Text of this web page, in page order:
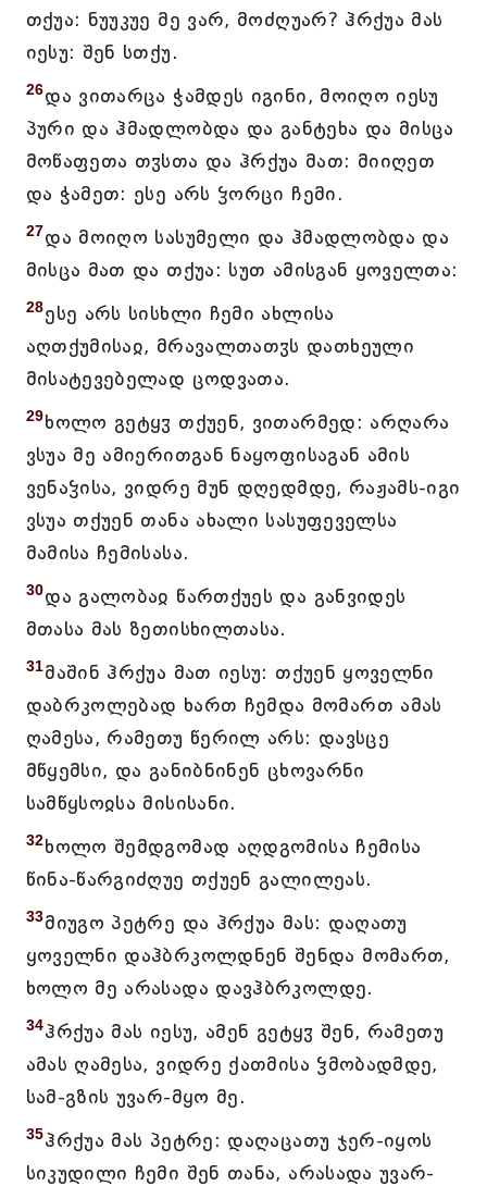
თქუა: ნუუკუე მე ვარ, მოძღუარ? ჰრქუა მას
იესუ: შენ სთქუ.
26და ვითარცა ჭამდეს იგინი, მოიღო იესუ
პური და ჰმადლობდა და განტეხა და მისცა
მოწაფეთა თჳსთა და ჰრქუა მათ: მიიღეთ
და ჭამეთ: ესე არს ჴორცი ჩემი.
27და მოიღო სასუმელი და ჰმადლობდა და
მისცა მათ და თქუა: სუთ ამისგან ყოველთა:
28ესე არს სისხლი ჩემი ახლისა
აღთქუმისაჲ, მრავალთათჳს დათხეული
მისატევებელად ცოდვათა.
29ხოლო გეტყჳ თქუენ, ვითარმედ: არღარა
ვსუა მე ამიერითგან ნაყოფისაგან ამის
ვენაჴისა, ვიდრე მუნ დღედმდე, რაჟამს-იგი
ვსუა თქუენ თანა ახალი სასუფეველსა
მამისა ჩემისასა.
30და გალობაჲ წართქუეს და განვიდეს
მთასა მას ზეთისხილთასა.
31მაშინ ჰრქუა მათ იესუ: თქუენ ყოველნი
დაბრკოლებად ხართ ჩემდა მომართ ამას
ღამესა, რამეთუ წერილ არს: დავსცე
მწყემსი, და განიბნინენ ცხოვარნი
სამწყსოჲსა მისისანი.
32ხოლო შემდგომად აღდგომისა ჩემისა
წინა-წარგიძღუე თქუენ გალილეას.
33მიუგო პეტრე და ჰრქუა მას: დაღათუ
ყოველნი დაჰბრკოლდნენ შენდა მომართ,
ხოლო მე არასადა დავჰბრკოლდე.
34ჰრქუა მას იესუ, ამენ გეტყჳ შენ, რამეთუ
ამას ღამესა, ვიდრე ქათმისა ჴმობადმდე,
სამ-გზის უვარ-მყო მე.
35ჰრქუა მას პეტრე: დაღაცათუ ჯერ-იყოს
სიკუდილი ჩემი შენ თანა, არასადა უვარ-